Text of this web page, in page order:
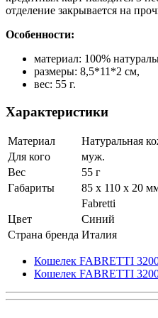
отделение закрывается на
Особенности:
материал: 100%
размеры: 8,5*11*2 см,
вес: 55 г.
Характеристики
Материал
Натуральная
Для кого
муж.
Вес
55 г
Габариты
85 x 110 x 20
Fabretti
Цвет
Синий
Страна бренда Италия
Кошелек FABRETTI
Кошелек FABRETTI